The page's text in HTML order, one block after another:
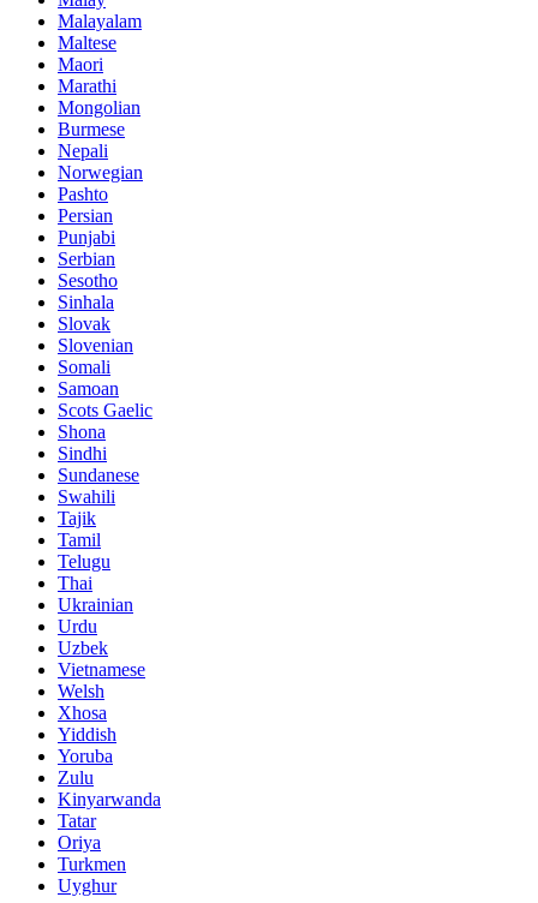
Malayalam
Maltese
Maori
Marathi
Mongolian
Burmese
Nepali
Norwegian
Pashto
Persian
Punjabi
Serbian
Sesotho
Sinhala
Slovak
Slovenian
Somali
Samoan
Scots Gaelic
Shona
Sindhi
Sundanese
Swahili
Tajik
Tamil
Telugu
Thai
Ukrainian
Urdu
Uzbek
Vietnamese
Welsh
Xhosa
Yiddish
Yoruba
Zulu
Kinyarwanda
Tatar
Oriya
Turkmen
Uyghur